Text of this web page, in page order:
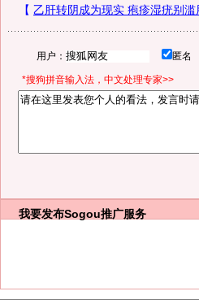
用户： 匿名
*搜狗拼音输入法，中文处理专家>>
我要发布Sogou推广服务